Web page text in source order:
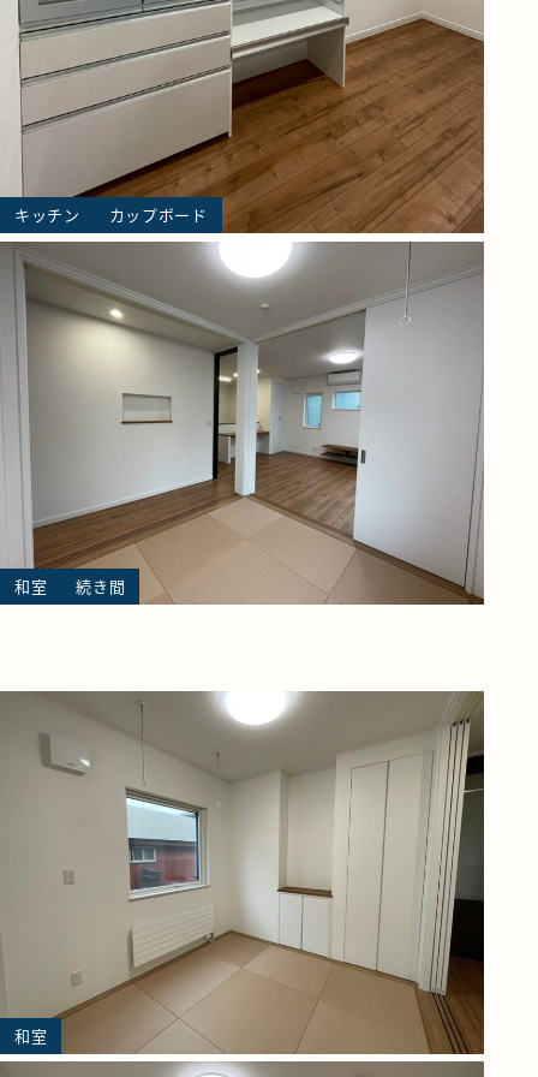
キッチン カップボード
和室 続き間
和室